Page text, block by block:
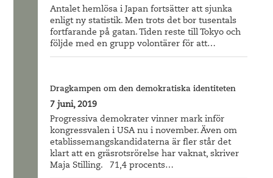
Antalet hemlösa i Japan fortsätter att sjunka
enligt ny statistik. Men trots det bor tusentals
fortfarande på gatan. Tiden reste till Tokyo och
följde med en grupp volontärer för att…
Dragkampen om den demokratiska identiteten
7 juni, 2019
Progressiva demokrater vinner mark inför
kongressvalen i USA nu i november. Även om
etablissemangskandidaterna är fler står det
klart att en gräsrotsrörelse har vaknat, skriver
Maja Stilling. 71,4 procents…